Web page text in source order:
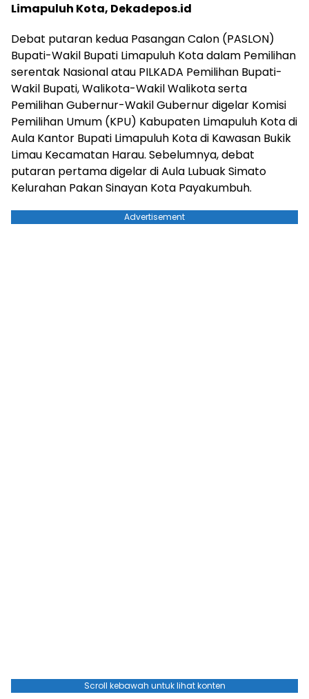
Limapuluh Kota, Dekadepos.id
Debat putaran kedua Pasangan Calon (PASLON)
Bupati-Wakil Bupati Limapuluh Kota dalam Pemilihan
serentak Nasional atau PILKADA Pemilihan Bupati-
Wakil Bupati, Walikota-Wakil Walikota serta
Pemilihan Gubernur-Wakil Gubernur digelar Komisi
Pemilihan Umum (KPU) Kabupaten Limapuluh Kota di
Aula Kantor Bupati Limapuluh Kota di Kawasan Bukik
Limau Kecamatan Harau. Sebelumnya, debat
putaran pertama digelar di Aula Lubuak Simato
Kelurahan Pakan Sinayan Kota Payakumbuh.
Advertisement
Scroll kebawah untuk lihat konten